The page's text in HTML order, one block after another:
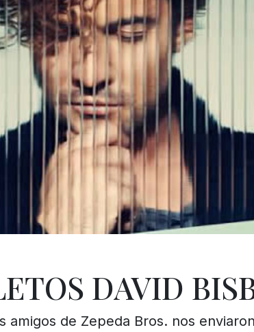
DAVID
amigos de Zepeda Bros. nos